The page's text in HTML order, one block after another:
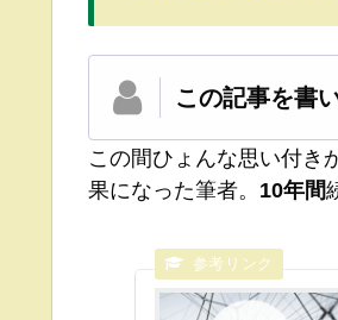
この記事を書
この間ひょんな思い付き
果になった筆者。 10年間